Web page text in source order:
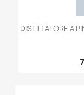
DISTILLATORE A